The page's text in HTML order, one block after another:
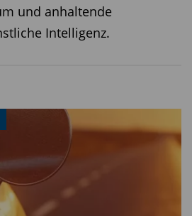
und anhaltende
Intelligenz.